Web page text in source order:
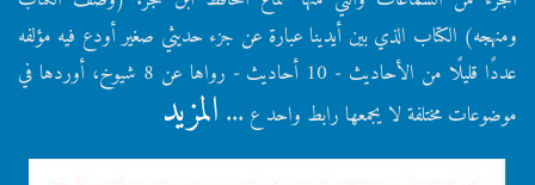
ومنهجه) الكتاب الذي بين أيدينا عبارة عن جزء حديثي صغير أودع فيه مؤلفه
عددًا قليلًا من الأحاديث - 10 أحاديث - رواها عن 8 شيوخ، أوردها في
موضوعات مختلفة لا يجمعها رابط واحد ع ... المزيد